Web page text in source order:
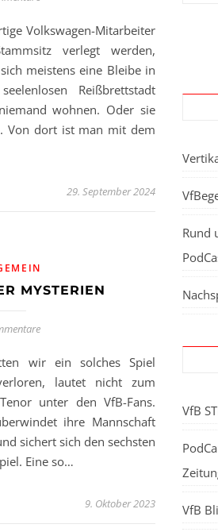
Volkswagen-Mitarbeiter
verlegt werden,
meistens eine Bleibe in
Reißbrettstadt
wohnen. Oder sie
Von dort ist man mit dem
29. September 2024
MYSTERIEN
wir ein solches Spiel
lautet nicht zum
unter den VfB-Fans.
ihre Mannschaft
sichert sich den sechsten
Eine so…
9. Oktober 2023
Rund
VfB
VfB